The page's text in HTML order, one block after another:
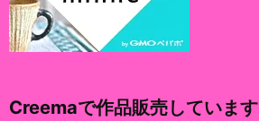
Creemaで作品販売しています